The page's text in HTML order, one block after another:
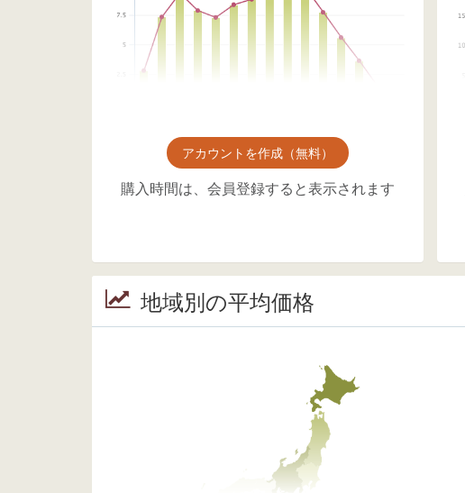
アカウントを作成（無料）
購入時間は、会員登録すると表示されます
地域別の平均価格